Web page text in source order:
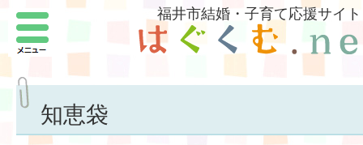
福井市結婚・子育て応援サイト
知恵袋
メニュー
結婚したい